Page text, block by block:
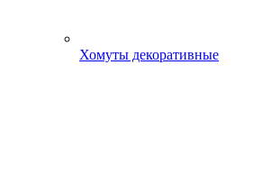
Хомуты декоративные